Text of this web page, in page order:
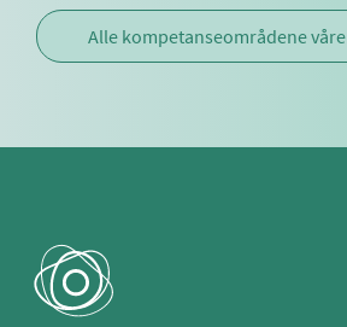
Alle kompetanseområdene våre